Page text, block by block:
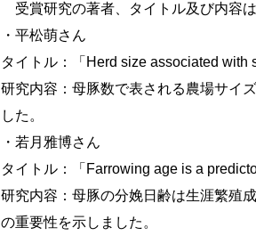
受賞研究の著者、タイトル及び内容は
・平松萌さん
タイトル：「Herd size associated with
研究内容：母豚数で表される農場サイ
した。
・若月雅博さん
タイトル：「Farrowing age is a
研究内容：母豚の分娩日齢は生涯繁殖
の重要性を示しました。